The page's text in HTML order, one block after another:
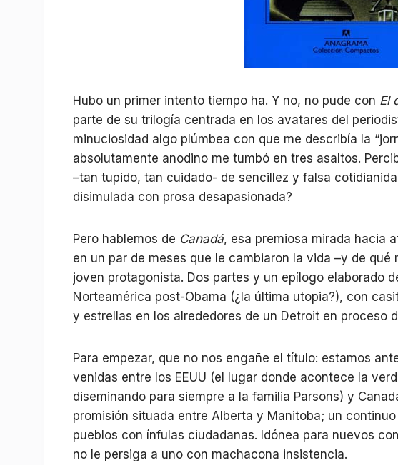
Hubo un primer intento tiempo ha. Y no, no pude con El
parte de su trilogía centrada en los avatares del
minuciosidad algo plúmbea con que me describía la
absolutamente anodino me tumbó en tres asaltos.
–tan tupido, tan cuidado- de sencillez y falsa
disimulada con prosa desapasionada?
Pero hablemos de Canadá, esa premiosa mirada hacia
en un par de meses que le cambiaron la vida –y de
joven protagonista. Dos partes y un epílogo elaborado
Norteamérica post-Obama (¿la última utopia?), con
y estrellas en los alrededores de un Detroit en proceso
Para empezar, que no nos engañe el título: estamos
venidas entre los EEUU (el lugar donde acontece la
diseminando para siempre a la familia Parsons) y
promisión situada entre Alberta y Manitoba; un
pueblos con ínfulas ciudadanas. Idónea para nuevos
no le persiga a uno con machacona insistencia.